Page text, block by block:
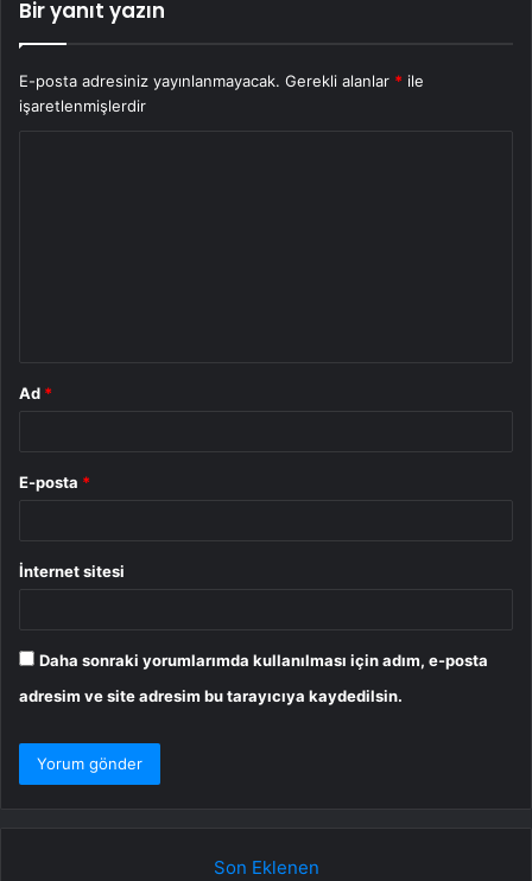
Bir yanıt yazın
E-posta adresiniz yayınlanmayacak. Gerekli alanlar * ile
işaretlenmişlerdir
Ad *
E-posta *
İnternet sitesi
Daha sonraki yorumlarımda kullanılması için adım, e-posta
adresim ve site adresim bu tarayıcıya kaydedilsin.
Son Eklenen